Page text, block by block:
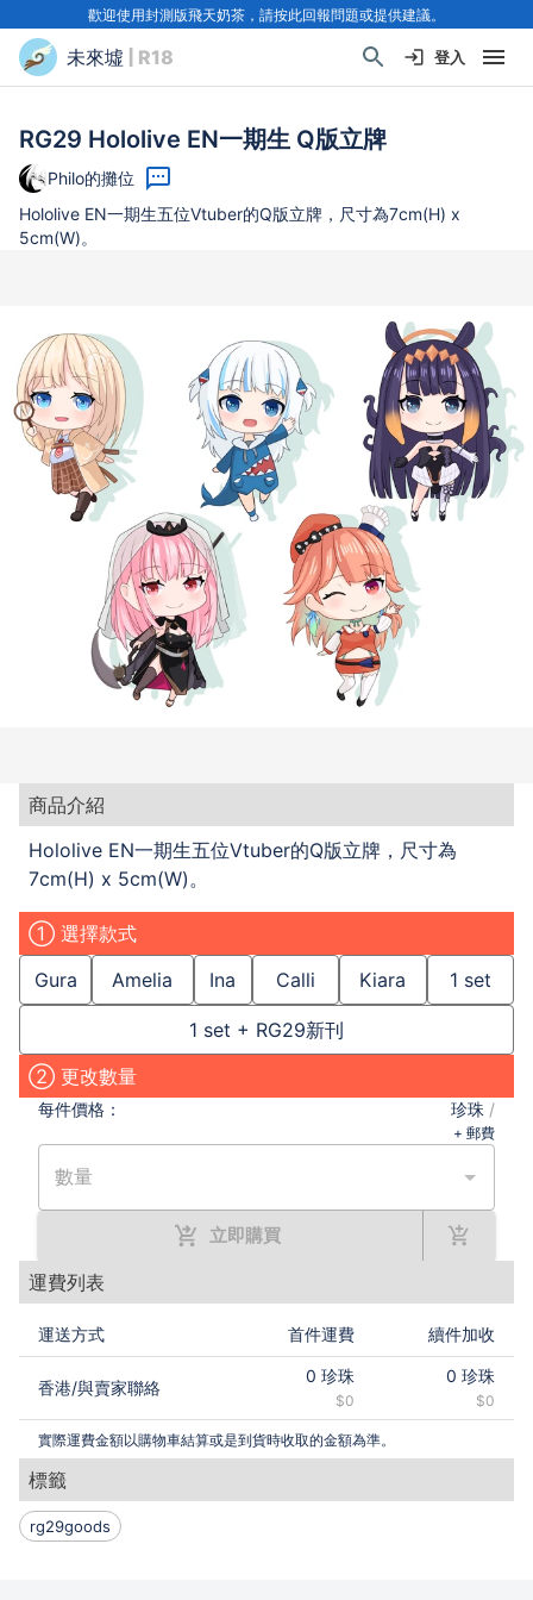
歡迎使用封測版飛天奶茶，請按此回報問題或提供建議。
未來墟 | R18 登入
RG29 Hololive EN一期生 Q版立牌
Philo的攤位
Hololive EN一期生五位Vtuber的Q版立牌，尺寸為7cm(H) x
5cm(W)。
商品介紹
Hololive EN一期生五位Vtuber的Q版立牌，尺寸為
7cm(H) x 5cm(W)。
① 選擇款式
Gura
Amelia Ina Calli Kiara 1 set
1 set + RG29新刊
② 更改數量
每件價格： 珍珠 /
+ 郵費
數量
立即購買
運費列表
運送方式 首件運費 續件加收
香港/與賣家聯絡
0 珍珠
$0
0 珍珠
$0
實際運費金額以購物車結算或是到貨時收取的金額為準。
標籤
rg29goods